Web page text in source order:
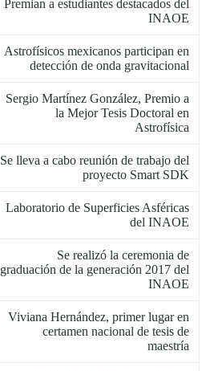
Premian a estudiantes destacados del
INAOE
Astrofísicos mexicanos participan en
detección de onda gravitacional
Sergio Martínez González, Premio a
la Mejor Tesis Doctoral en
Astrofísica
Se lleva a cabo reunión de trabajo del
proyecto Smart SDK
Laboratorio de Superficies Asféricas
del INAOE
Se realizó la ceremonia de
graduación de la generación 2017 del
INAOE
Viviana Hernández, primer lugar en
certamen nacional de tesis de
maestría